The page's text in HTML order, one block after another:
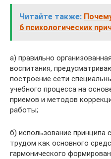
Читайте также:
6 психологических
а) правильно
воспитания,
построение сети
учебного процесса на
приемов и методов
работы;
б) использование принципа
трудом как основного
гармонического